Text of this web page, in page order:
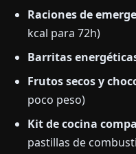
Raciones de
kcal para 72h)
Barritas
Frutos secos y
poco peso)
Kit de cocina
pastillas de